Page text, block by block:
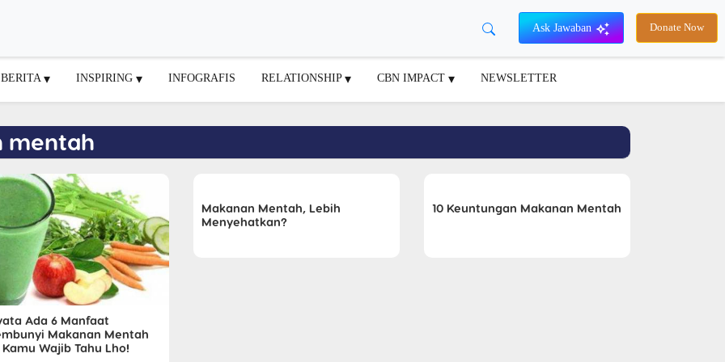
Ask Jawaban Donate Now
BERITA INSPIRING INFOGRAFIS RELATIONSHIP CBN IMPACT NEWSLETTER
mentah
Ada 6 Manfaat
Makanan Mentah
Kamu Wajib Tahu Lho!
Makanan Mentah, Lebih
Menyehatkan?
10 Keuntungan Makanan Mentah